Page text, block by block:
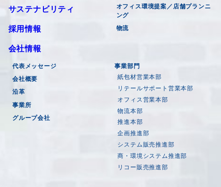
サステナビリティ
採用情報
オフィス環境提案／店舗プランニ
ング
物流
会社情報
代表メッセージ
会社概要
沿革
事業所
グループ会社
事業部門
紙包材営業本部
リテールサポート営業本部
オフィス営業本部
物流本部
推進本部
企画推進部
システム販売推進部
商・環境システム推進部
リコー販売推進部